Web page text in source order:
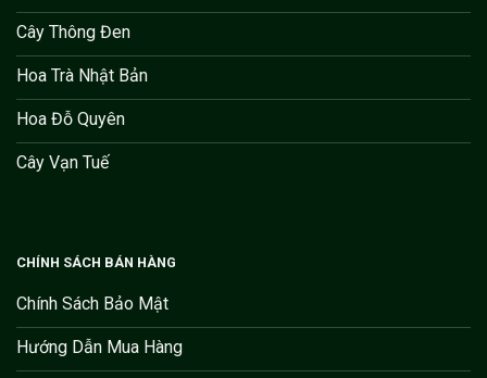
Cây Thông Đen
Hoa Trà Nhật Bản
Hoa Đỗ Quyên
Cây Vạn Tuế
CHÍNH SÁCH BÁN HÀNG
Chính Sách Bảo Mật
Hướng Dẫn Mua Hàng